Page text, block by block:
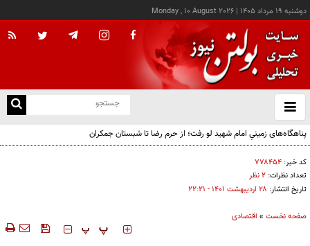
دوشنبه ۱۹ مرداد ۱۴۰۵ |
Monday , 10 August 2026
باز
و
پناهگاه‌های زمینیِ امام شهید لو رفت؛ از حرم رضا تا شبستان جمکران
کد خبر: ۷۷۸۴۵۴
تعداد نظرات: ۲ نظر
تاریخ انتشار: ۲۸ ارديبهشت ۱۴۰۱ - ۲۲:۲۱
صفحه نخست » اقتصادی
‍‍‍ پ پ